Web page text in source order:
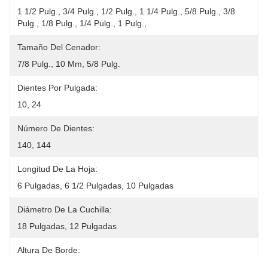
1 1/2 Pulg., 3/4 Pulg., 1/2 Pulg., 1 1/4 Pulg., 5/8 Pulg., 3/8
Pulg., 1/8 Pulg., 1/4 Pulg., 1 Pulg.,
Tamaño Del Cenador:
7/8 Pulg., 10 Mm, 5/8 Pulg.
Dientes Por Pulgada:
10, 24
Número De Dientes:
140, 144
Longitud De La Hoja:
6 Pulgadas, 6 1/2 Pulgadas, 10 Pulgadas
Diámetro De La Cuchilla:
18 Pulgadas, 12 Pulgadas
Altura De Borde: